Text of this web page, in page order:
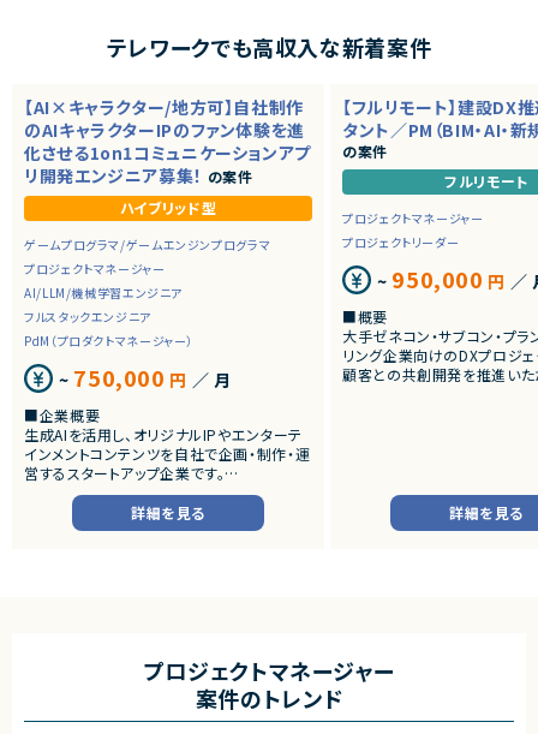
テレワークでも高収入な新着案件
【AI×キャラクター/地方可】自社制作
のAIキャラクターIPのファン体験を進
化させる1on1コミュニケーションアプ
リ開発エンジニア募集！ の案件
ハイブリッド型
ゲームプログラマ/ゲームエンジンプログラマ
プロジェクトマネージャー
AI/LLM/機械学習エンジニア
フルスタックエンジニア
PdM（プロダクトマネージャー）
~ 750,000 円 ／ 月
■企業概要
生成AIを活用し、オリジナルIPやエンターテ
インメントコンテンツを自社で企画・制作・運
営するスタートアップ企業です。
音楽・映像・SNSなど複数のメディアを横断
しながら、AIを前提とした新しいエンターテ
インメント体験の創出に取り組んでいます。
・ユーザーがキャラクターと継続的にコミュ
ニケーションを楽しめる新規サービス
・既に展開されているキャラクターIPと連動
し、ユーザーとの関係性を深めるコミュニケ
詳細を見る
【フルリモート】建設DX
タント／PM（BIM・AI・新
の案件
フルリモート
プロジェクトマネージャー
プロジェクトリーダー
~ 950,000 円 ／
■概要
大手ゼネコン・サブコン・プラ
リング企業向けのDXプロジェ
顧客との共創開発を推進いた
■想定業務
・顧客・開発チーム間のブリッ
・プロジェクトマネジメント
詳細を見る
プロジェクトマネージャー
案件のトレンド